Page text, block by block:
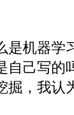
是机器学
自己写的
掘，我认